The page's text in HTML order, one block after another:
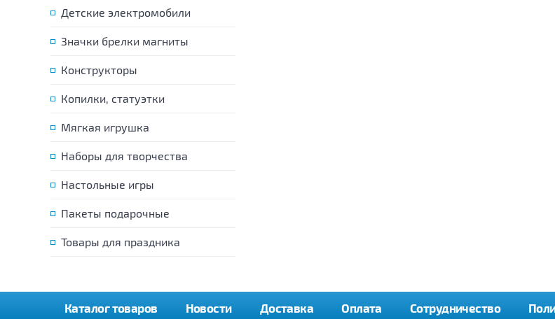
Детские электромобили
Значки брелки магниты
Конструкторы
Копилки, статуэтки
Мягкая игрушка
Наборы для творчества
Настольные игры
Пакеты подарочные
Товары для праздника
Каталог товаров Новости Доставка Оплата Сотрудничество